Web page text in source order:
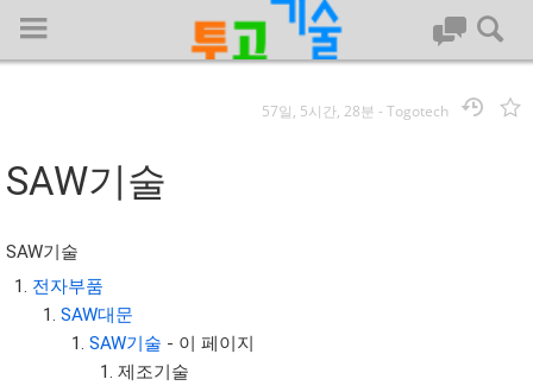
회사명 :
투고기술
| 대표 : 김명기 | 사업자번호 : 142-08-78939
57일, 5시간, 28분 -Togotech
SAW기술
SAW기술
전자부품
SAW대문
SAW기술 - 이 페이지
제조기술